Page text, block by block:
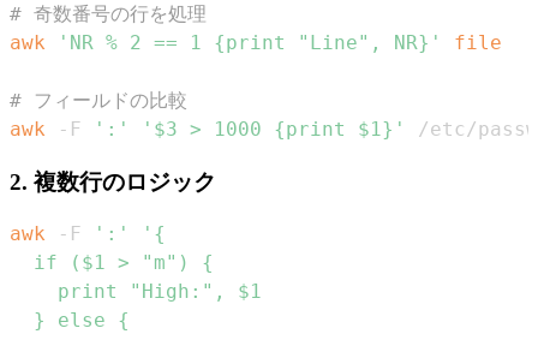
# 奇数番号の行を処理
awk
'NR % 2 == 1 {print "Line", NR}' file
# フィールドの比較
awk -F ':' '$3 > 1000 {print $1}' /etc/
2. 複数行のロジック
awk -F ':'